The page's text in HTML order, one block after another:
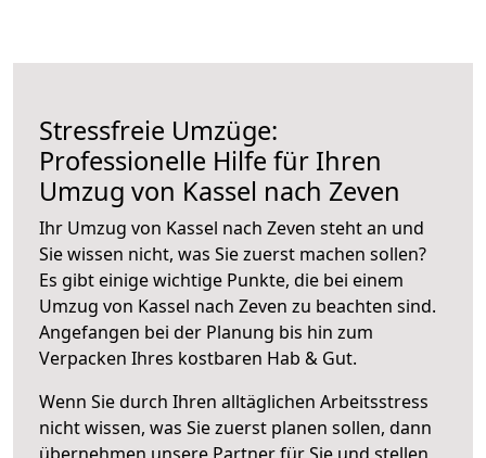
Stressfreie Umzüge:
Professionelle Hilfe für Ihren
Umzug von Kassel nach Zeven
Ihr Umzug von Kassel nach Zeven steht an und
Sie wissen nicht, was Sie zuerst machen sollen?
Es gibt einige wichtige Punkte, die bei einem
Umzug von Kassel nach Zeven zu beachten sind.
Angefangen bei der Planung bis hin zum
Verpacken Ihres kostbaren Hab & Gut.
Wenn Sie durch Ihren alltäglichen Arbeitsstress
nicht wissen, was Sie zuerst planen sollen, dann